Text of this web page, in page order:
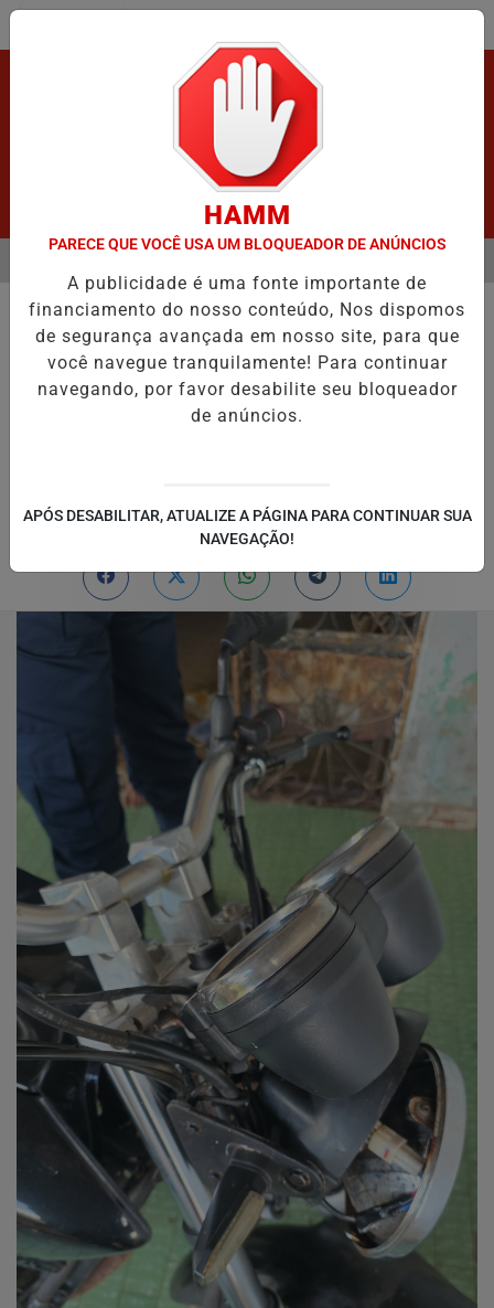
EM ALTA
POLICIAL
Homem tenta furtar o próprio
irmão.
Ji-Paraná:HOMEM É PRESO APÓS TENTAR
01/06/2026 14:00 01/06/2026 14:03
HAMM
PARECE QUE VOCÊ USA UM BLOQUEADOR DE ANÚNCIOS
A publicidade é uma fonte importante de
financiamento do nosso conteúdo, Nos dispomos
de segurança avançada em nosso site, para que
você navegue tranquilamente! Para continuar
navegando, por favor desabilite seu bloqueador
de anúncios.
APÓS DESABILITAR, ATUALIZE A PÁGINA PARA CONTINUAR SUA
NAVEGAÇÃO!